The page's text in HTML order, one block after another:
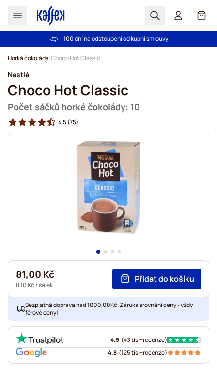
Hledat Košík
Bezplatná doprava nad 1000,00Kč
100 dní na odstoupení od kupní smlouvy
Horká čokoláda Choco Hot Classic
Nestlé
Choco Hot Classic
Počet sáčků horké čokolády: 10
4.5(75)
81,00 Kč
8,10 Kč / šálek
Přidat do košíku
Bezplatná doprava nad 1000,00Kč. Záruka srovnání ceny - vždy
férové ceny!
4.5 (43 tis.+recenze)
4.8 (125 tis.+recenze)